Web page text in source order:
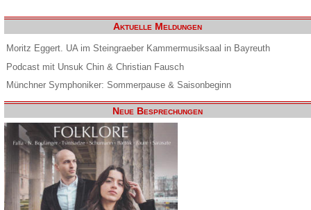
Aktuelle Meldungen
Moritz Eggert. UA im Steingraeber Kammermusiksaal in Bayreuth
Podcast mit Unsuk Chin & Christian Fausch
Münchner Symphoniker: Sommerpause & Saisonbeginn
Neue Besprechungen